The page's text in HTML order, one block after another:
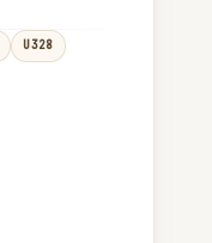
U328